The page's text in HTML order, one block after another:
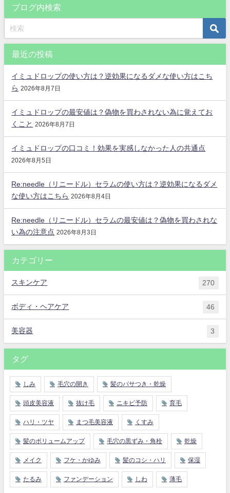
ブログ内検索
最近の投稿
イミュドロップの使い方は？逆効果になるダメな使い方はこち
ら 2026年8月7日
イミュドロップの最安値は？偽物を買わされない為に覚えてお
くこと
2026年8月7日
イミュドロップの口コミ！効果を実感しなかった人の共通点
2026年8月5日
Re:needle（リニードル）セラムの使い方は？逆効果になるダメ
な使い方はこちら 2026年8月4日
Re:needle（リニードル）セラムの最安値は？偽物を買わされな
い為の注意点 2026年8月3日
カテゴリー
スキンケア 270
ボディ・ヘアケア 46
美容器 3
タグ
しみ 毛穴の開き 髪のパサつき・乾燥
頭皮美容液 抜け毛 ニキビ予防 育毛
ハリ・ツヤ まつ毛美容液 くすみ
髪のボリュームアップ 毛穴の黒ずみ・角栓 乾燥
メイク フケ・かゆみ 髪のコシ・ハリ 保湿
たるみ ファンデーション しわ 薄毛